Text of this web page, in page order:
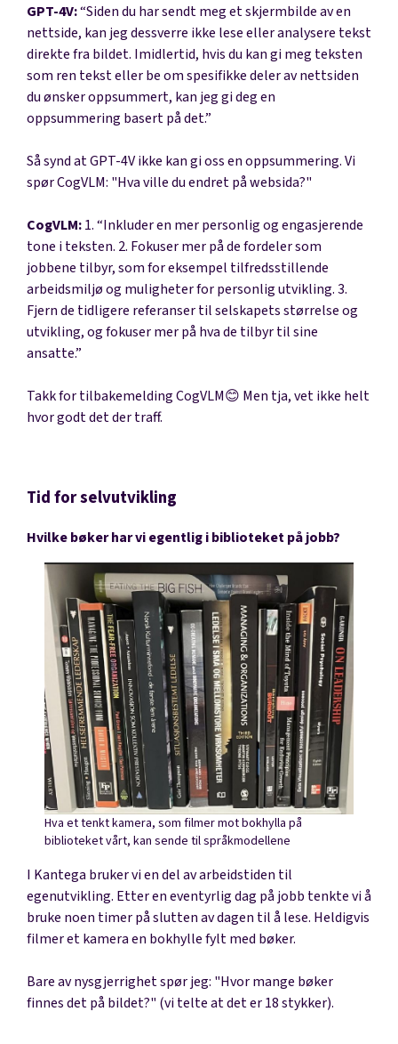
GPT-4V:“Siden du har sendt meg et skjermbilde av en
nettside, kan jeg dessverre ikke lese eller analysere tekst
direkte fra bildet. Imidlertid, hvis du kan gi meg teksten
som ren tekst eller be om spesifikke deler av nettsiden
du ønsker oppsummert, kan jeg gi deg en
oppsummering basert på det.”
Så synd at GPT-4V ikke kan gi oss en oppsummering. Vi
spør CogVLM: "Hva ville du endret på websida?"
CogVLM:1. “Inkluder en mer personlig og engasjerende
tone i teksten. 2. Fokuser mer på de fordeler som
jobbene tilbyr, som for eksempel tilfredsstillende
arbeidsmiljø og muligheter for personlig utvikling. 3.
Fjern de tidligere referanser til selskapets størrelse og
utvikling, og fokuser mer på hva de tilbyr til sine
ansatte.”
Takk for tilbakemelding CogVLM😊 Men tja, vet ikke helt
hvor godt det der traff.
Tid for selvutvikling
Hvilke bøker har vi egentlig i biblioteket på jobb?
Hva et tenkt kamera, som filmer mot bokhylla på
biblioteket vårt, kan sende til språkmodellene
I Kantega bruker vi en del av arbeidstiden til
egenutvikling. Etter en eventyrlig dag på jobb tenkte vi å
bruke noen timer på slutten av dagen til å lese. Heldigvis
filmer et kamera en bokhylle fylt med bøker.
Bare av nysgjerrighet spør jeg: "Hvor mange bøker
finnes det på bildet?" (vi telte at det er 18 stykker).